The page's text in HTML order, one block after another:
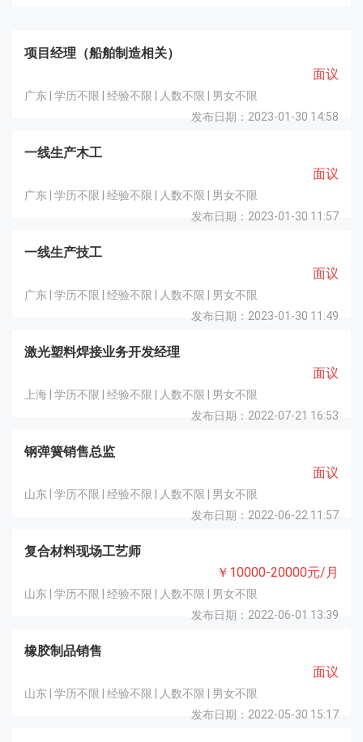
项目经理（船舶制造相关）
面议
广东 | 学历不限 | 经验不限 | 人数不限 | 男女不限
发布日期：2023-01-30 14:58
一线生产木工
面议
广东 | 学历不限 | 经验不限 | 人数不限 | 男女不限
发布日期：2023-01-30 11:57
一线生产技工
面议
广东 | 学历不限 | 经验不限 | 人数不限 | 男女不限
发布日期：2023-01-30 11:49
激光塑料焊接业务开发经理
面议
上海 | 学历不限 | 经验不限 | 人数不限 | 男女不限
发布日期：2022-07-21 16:53
钢弹簧销售总监
面议
山东 | 学历不限 | 经验不限 | 人数不限 | 男女不限
发布日期：2022-06-22 11:57
复合材料现场工艺师
￥10000-20000元/月
山东 | 学历不限 | 经验不限 | 人数不限 | 男女不限
发布日期：2022-06-01 13:39
橡胶制品销售
面议
山东 | 学历不限 | 经验不限 | 人数不限 | 男女不限
发布日期：2022-05-30 15:17